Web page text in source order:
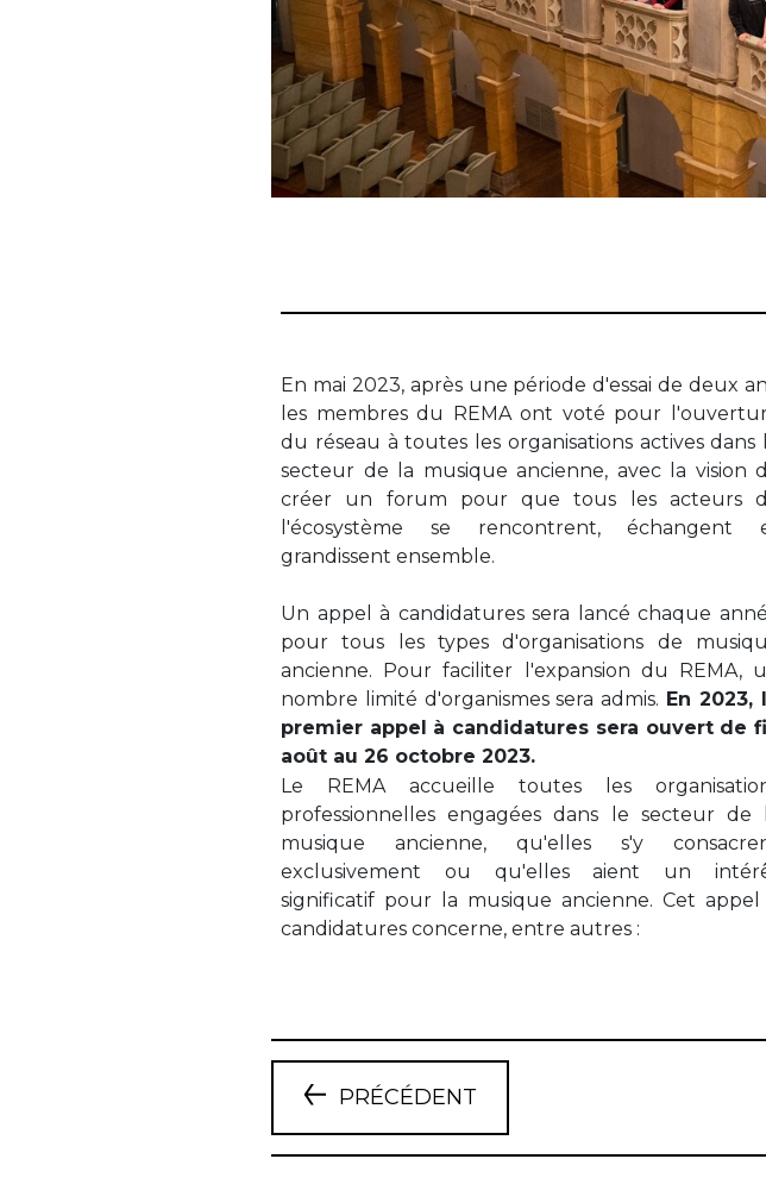
En mai 2023, après une période d'essai de deux
les membres du REMA ont voté pour
du réseau à toutes les organisations actives dans
secteur de la musique ancienne, avec la vision
créer un forum pour que tous les acteurs
l'écosystème se rencontrent, échangent
grandissent ensemble.
Un appel à candidatures sera lancé chaque
pour tous les types d'organisations de
ancienne. Pour faciliter l'expansion du REMA,
nombre limité d'organismes sera admis. En 2023,
premier appel à candidatures sera ouvert de
août au 26 octobre 2023.
Le REMA accueille toutes les
professionnelles engagées dans le secteur de
musique ancienne, qu'elles s'y
exclusivement ou qu'elles aient un
significatif pour la musique ancienne. Cet appel
candidatures concerne, entre autres :
PRÉCÉDENT